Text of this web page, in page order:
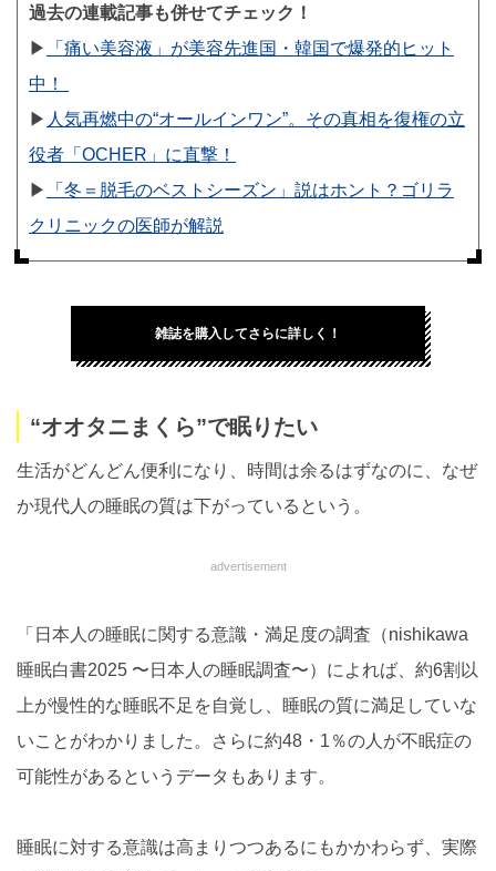
過去の連載記事も併せてチェック！
▶︎
「痛い美容液」が美容先進国・韓国で爆発的ヒット
中！
▶︎ 人気再燃中の“オールインワン”。その真相を復権の立
役者「OCHER」に直撃！
▶︎
「冬＝脱毛のベストシーズン」説はホント？ゴリラ
クリニックの医師が解説
雑誌を購入してさらに詳しく！
“オオタニまくら”で眠りたい
生活がどんどん便利になり、時間は余るはずなのに、なぜ
か現代人の睡眠の質は下がっているという。
advertisement
「日本人の睡眠に関する意識・満足度の調査（nishikawa
睡眠白書2025 〜日本人の睡眠調査〜）によれば、約6割以
上が慢性的な睡眠不足を自覚し、睡眠の質に満足していな
いことがわかりました。さらに約48・1％の人が不眠症の
可能性があるというデータもあります。
睡眠に対する意識は高まりつつあるにもかかわらず、実際